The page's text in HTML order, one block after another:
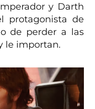
y Darth
protagonista de
de perder a las
le importan.